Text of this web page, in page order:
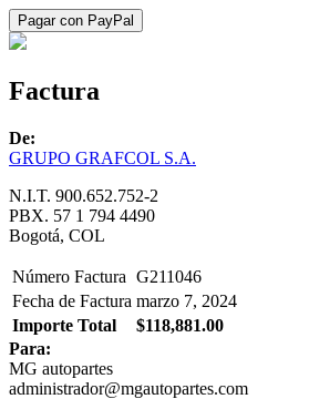
Factura
De:
GRUPO GRAFCOL S.A.
N.I.T. 900.652.752-2
PBX. 57 1 794 4490
Bogotá, COL
Número Factura G211046
Fecha de Factura marzo 7, 2024
Importe Total
$118,881.00
Para:
MG autopartes
administrador@mgautopartes.com